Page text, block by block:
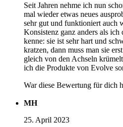
Seit Jahren nehme ich nun
mal wieder etwas neues
sehr gut und funktioniert auch
Konsistenz ganz anders als ich
kenne: sie ist sehr hart und
kratzen, dann muss man sie
gleich von den Achseln
ich die Produkte von Evolve
War diese Bewertung für dich
MH
25. April 2023